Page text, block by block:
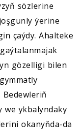
sözlerine
ýerine
çaýdy. Ahalteke
gözelligi bilen
Bedewleriň
we ykbalyndaky
okanyňda-da